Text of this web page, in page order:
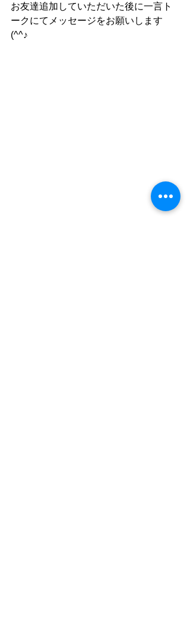
お友達追加していただいた後に一言ト
ークにてメッセージをお願いします
(^^♪